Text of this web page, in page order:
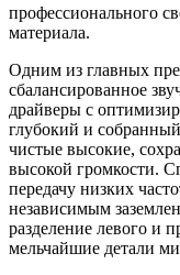
профессионального
материала.
Одним из главных
сбалансированное
драйверы с
глубокий и
чистые высокие,
высокой громкости.
передачу низких
независимым
разделение левого и
мельчайшие детали